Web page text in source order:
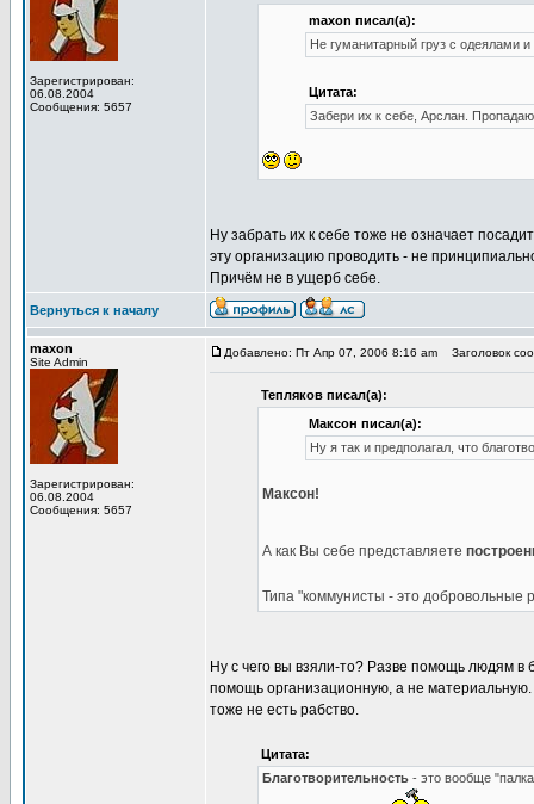
Зарегистрирован:
06.08.2004
Сообщения: 5657
maxon писал(а):
Не гуманитарный груз с одеялами
Цитата:
Забери их к себе, Арслан.
Ну забрать их к себе тоже не означает
эту организацию проводить - не
Причём не в ущерб себе.
Вернуться к началу
maxon
Site Admin
Зарегистрирован:
06.08.2004
Сообщения: 5657
Добавлено: Пт Апр 07, 2006 8:16 am Заголовок
Тепляков писал(а):
Максон писал(а):
Ну я так и предполагал, что
Максон!
А как Вы себе представляете
Типа "коммунисты - это добровольные
Ну с чего вы взяли-то? Разве помощь людям в
помощь организационную, а не
тоже не есть рабство.
Цитата:
Благотворительность - это вообще